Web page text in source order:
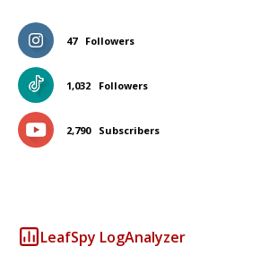
47 Followers
1,032 Followers
2,790 Subscribers
LeafSpy LogAnalyzer